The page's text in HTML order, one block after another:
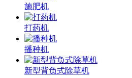
施肥机
打药机
播种机
新型背负式除草机